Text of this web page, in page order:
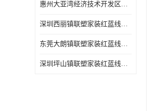
惠州大亚湾经济技术开发区联塑PPR热水管公司
深圳西丽镇联塑家装红蓝线管供货商 联塑管道供应
东莞大朗镇联塑家装红蓝线管电话 联塑管道经销商
深圳坪山镇联塑家装红蓝线管型号 来电咨询